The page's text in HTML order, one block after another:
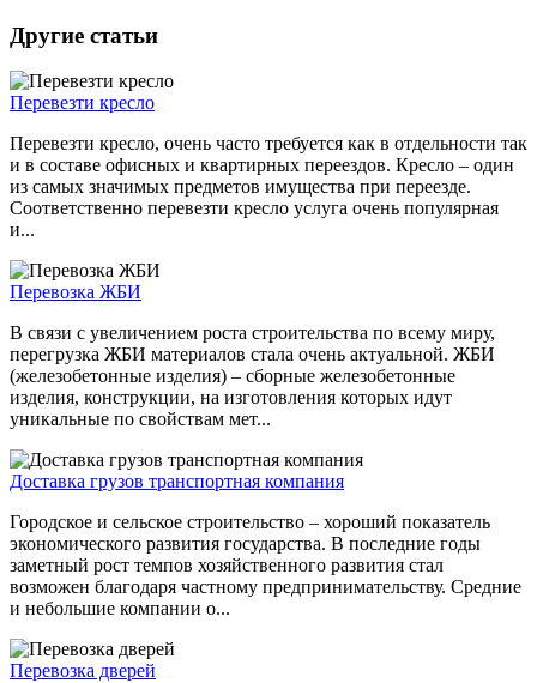
Другие статьи
Перевезти кресло
Перевезти кресло, очень часто требуется как в отдельности так
и в составе офисных и квартирных переездов. Кресло – один
из самых значимых предметов имущества при переезде.
Соответственно перевезти кресло услуга очень популярная
и...
Перевозка ЖБИ
В связи с увеличением роста строительства по всему миру,
перегрузка ЖБИ материалов стала очень актуальной. ЖБИ
(железобетонные изделия) – сборные железобетонные
изделия, конструкции, на изготовления которых идут
уникальные по свойствам мет...
Доставка грузов транспортная компания
Городское и сельское строительство – хороший показатель
экономического развития государства. В последние годы
заметный рост темпов хозяйственного развития стал
возможен благодаря частному предпринимательству. Средние
и небольшие компании о...
Перевозка дверей